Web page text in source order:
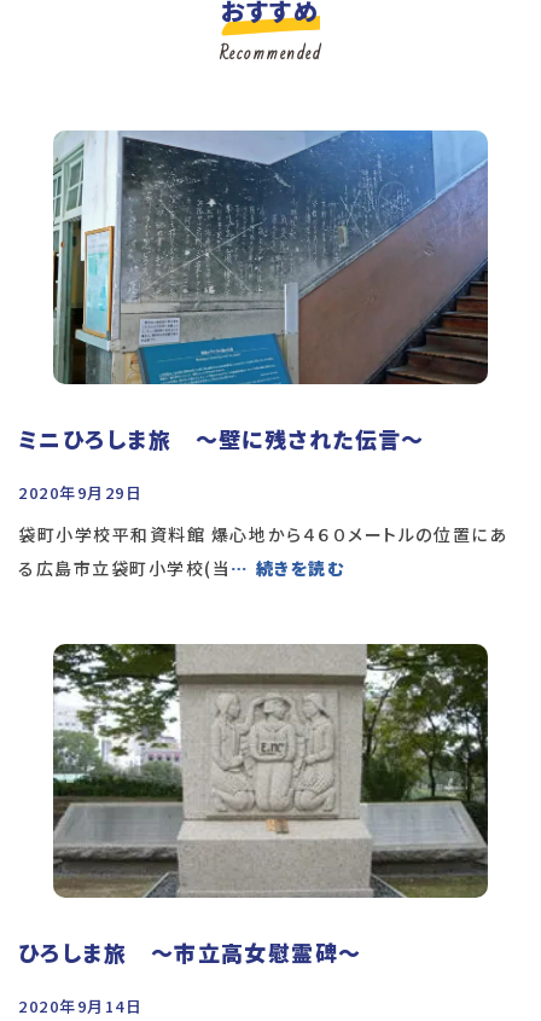
おすすめ
Recommended
ミニひろしま旅 〜壁に残された伝言〜
2020年9月29日
袋町小学校平和資料館 爆心地から４６０メートルの位置にあ
る広島市立袋町小学校(当 … 続きを読む
ひろしま旅 〜市立高女慰霊碑〜
2020年9月14日